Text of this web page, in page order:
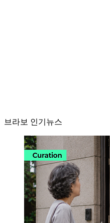
브라보 인기뉴스